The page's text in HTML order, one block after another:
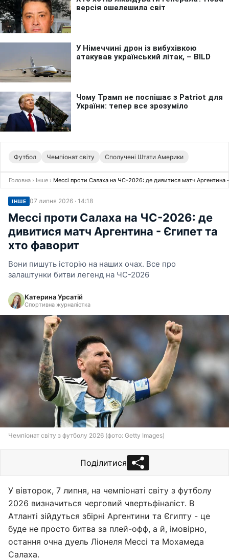
Футбол Чемпіонат світу Сполучені Штати Америки
Головна › Інше › Мессі проти Салаха на ЧС-2026: де дивитися матч Аргентина
ІНШЕ 07 липня 2026 · 14:18
Мессі проти Салаха на ЧС-2026: де
дивитися матч Аргентина - Єгипет та
хто фаворит
Вони пишуть історію на наших очах. Все про
залаштунки битви легенд на ЧС-2026
Катерина Урсатій
Спортивна журналістка
Чемпіонат світу з футболу 2026 (фото: Getty Images)
Поділитися
У вівторок, 7 липня, на чемпіонаті світу з футболу
2026 визначиться черговий чвертьфіналіст. В
Атланті зійдуться збірні Аргентини та Єгипту - це
буде не просто битва за плей-офф, а й, імовірно,
остання очна дуель Ліонеля Мессі та Мохамеда
Салаха.